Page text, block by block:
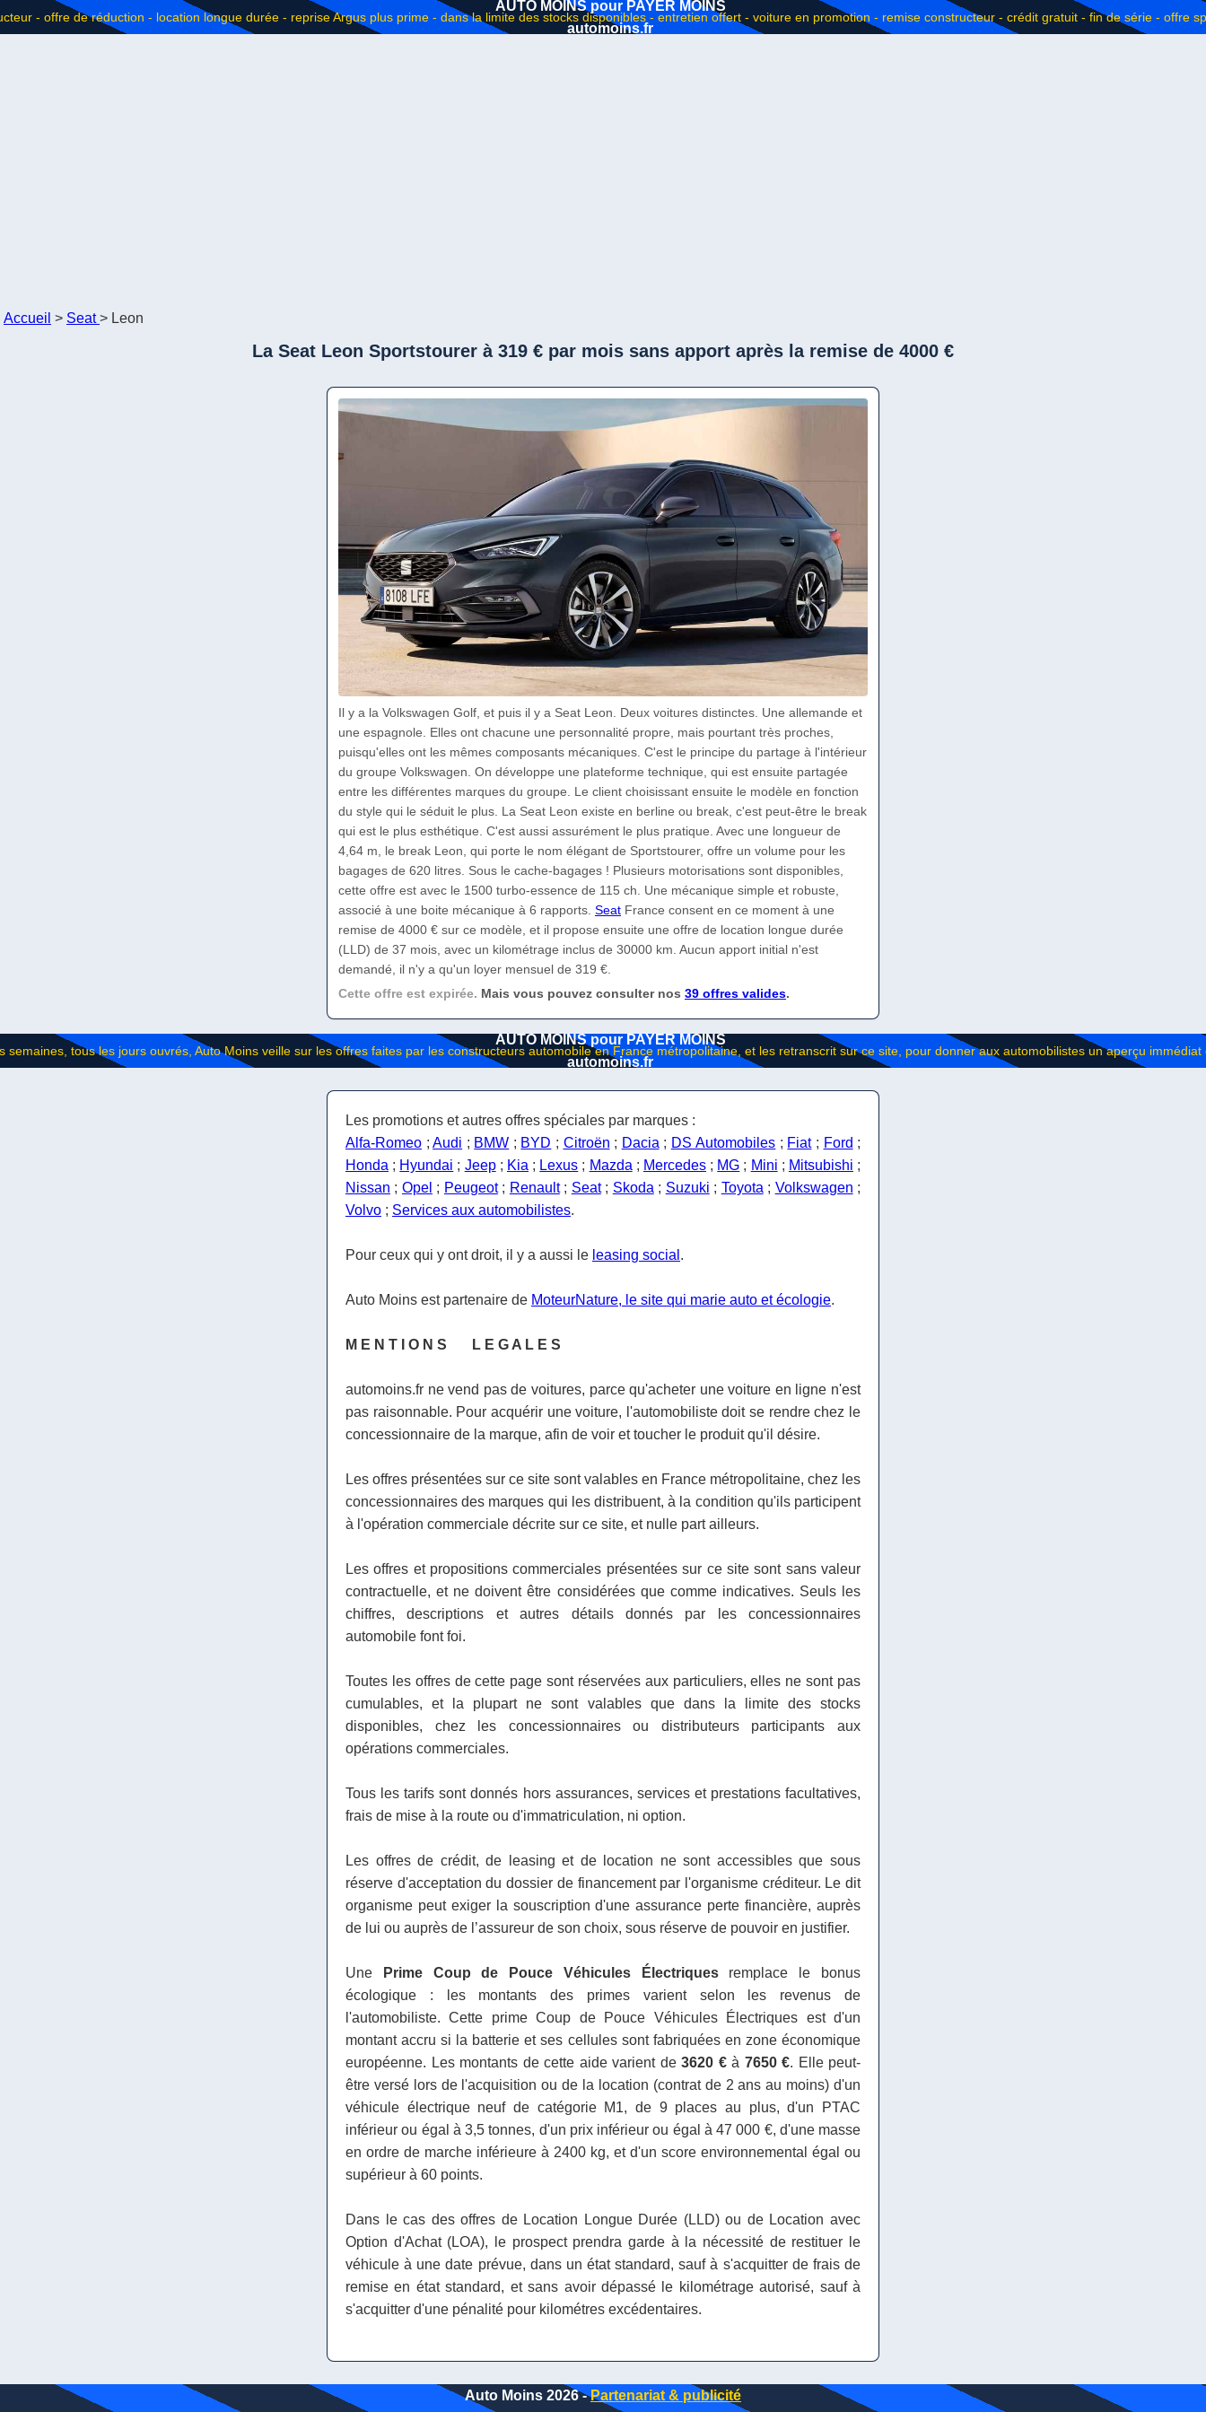
AUTO MOINS pour PAYER MOINS
automoins.fr
Accueil > Seat> Leon
La Seat Leon Sportstourer à 319 € par mois sans apport après la remise de 4000 €
Il y a la Volkswagen Golf, et puis il y a Seat Leon. Deux voitures distinctes. Une allemande et
une espagnole. Elles ont chacune une personnalité propre, mais pourtant très proches,
puisqu'elles ont les mêmes composants mécaniques. C'est le principe du partage à l'intérieur
du groupe Volkswagen. On développe une plateforme technique, qui est ensuite partagée
entre les différentes marques du groupe. Le client choisissant ensuite le modèle en fonction
du style qui le séduit le plus. La Seat Leon existe en berline ou break, c'est peut-être le break
qui est le plus esthétique. C'est aussi assurément le plus pratique. Avec une longueur de
4,64 m, le break Leon, qui porte le nom élégant de Sportstourer, offre un volume pour les
bagages de 620 litres. Sous le cache-bagages ! Plusieurs motorisations sont disponibles,
cette offre est avec le 1500 turbo-essence de 115 ch. Une mécanique simple et robuste,
associé à une boite mécanique à 6 rapports. Seat France consent en ce moment à une
remise de 4000 € sur ce modèle, et il propose ensuite une offre de location longue durée
(LLD) de 37 mois, avec un kilométrage inclus de 30000 km. Aucun apport initial n'est
demandé, il n'y a qu'un loyer mensuel de 319 €.
Cette offre est expirée. Mais vous pouvez consulter nos 39 offres valides.
AUTO MOINS pour PAYER MOINS
automoins.fr
Les promotions et autres offres spéciales par marques :
Alfa-Romeo ;Audi ; BMW ; BYD ; Citroën ; Dacia ; DS Automobiles ; Fiat; Ford ;
Honda ; Hyundai ; Jeep; Kia ; Lexus ; Mazda ; Mercedes; MG ; Mini ; Mitsubishi ;
Nissan ; Opel ; Peugeot; Renault; Seat; Skoda ; Suzuki ; Toyota ; Volkswagen ;
Volvo ; Services aux automobilistes.
Pour ceux qui y ont droit, il y a aussi le leasing social .
Auto Moins est partenaire de MoteurNature, le site qui marie auto et écologie.
M E N T I O N S L E G A L E S
automoins.fr ne vend pas de voitures, parce qu'acheter une voiture en ligne n'est
pas raisonnable. Pour acquérir une voiture, l'automobiliste doit se rendre chez le
concessionnaire de la marque, afin de voir et toucher le produit qu'il désire.
Les offres présentées sur ce site sont valables en France métropolitaine, chez les
concessionnaires des marques qui les distribuent, à la condition qu'ils participent
à l'opération commerciale décrite sur ce site, et nulle part ailleurs.
Les offres et propositions commerciales présentées sur ce site sont sans valeur
contractuelle, et ne doivent être considérées que comme indicatives. Seuls les
chiffres, descriptions et autres détails donnés par les concessionnaires
automobile font foi.
Toutes les offres de cette page sont réservées aux particuliers, elles ne sont pas
cumulables, et la plupart ne sont valables que dans la limite des stocks
disponibles, chez les concessionnaires ou distributeurs participants aux
opérations commerciales.
Tous les tarifs sont donnés hors assurances, services et prestations facultatives,
frais de mise à la route ou d'immatriculation, ni option.
Les offres de crédit, de leasing et de location ne sont accessibles que sous
réserve d'acceptation du dossier de financement par l'organisme créditeur. Le dit
organisme peut exiger la souscription d'une assurance perte financière, auprès
de lui ou auprès de l’assureur de son choix, sous réserve de pouvoir en justifier.
Une Prime Coup de Pouce Véhicules Électriquesremplace le bonus
écologique : les montants des primes varient selon les revenus de
l'automobiliste. Cette prime Coup de Pouce Véhicules Électriques est d'un
montant accru si la batterie et ses cellules sont fabriquées en zone économique
européenne. Les montants de cette aide varient de 3620 €à 7650 €. Elle peut-
être versé lors de l'acquisition ou de la location (contrat de 2 ans au moins) d'un
véhicule électrique neuf de catégorie M1, de 9 places au plus, d'un PTAC
inférieur ou égal à 3,5 tonnes, d'un prix inférieur ou égal à 47 000 €, d'une masse
en ordre de marche inférieure à 2400 kg, et d'un score environnemental égal ou
supérieur à 60 points.
Dans le cas des offres de Location Longue Durée (LLD) ou de Location avec
Option d'Achat (LOA), le prospect prendra garde à la nécessité de restituer le
véhicule à une date prévue, dans un état standard, sauf à s'acquitter de frais de
remise en état standard, et sans avoir dépassé le kilométrage autorisé, sauf à
s'acquitter d'une pénalité pour kilométres excédentaires.
Auto Moins 2026 -Partenariat & publicité